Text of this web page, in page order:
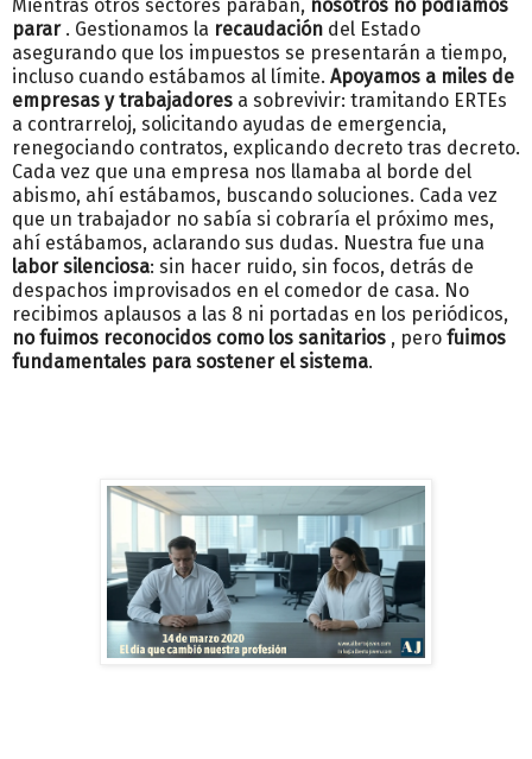
Mientras otros sectores paraban, nosotros no podíamos
parar. Gestionamos la recaudación del Estado
asegurando que los impuestos se presentarán a tiempo,
incluso cuando estábamos al límite. Apoyamos a miles de
empresas y trabajadores a sobrevivir: tramitando ERTEs
a contrarreloj, solicitando ayudas de emergencia,
renegociando contratos, explicando decreto tras decreto.
Cada vez que una empresa nos llamaba al borde del
abismo, ahí estábamos, buscando soluciones. Cada vez
que un trabajador no sabía si cobraría el próximo mes,
ahí estábamos, aclarando sus dudas. Nuestra fue una
labor silenciosa: sin hacer ruido, sin focos, detrás de
despachos improvisados ​​en el comedor de casa. No
recibimos aplausos a las 8 ni portadas en los periódicos,
no fuimos reconocidos como los sanitarios , pero fuimos
fundamentales para sostener el sistema.